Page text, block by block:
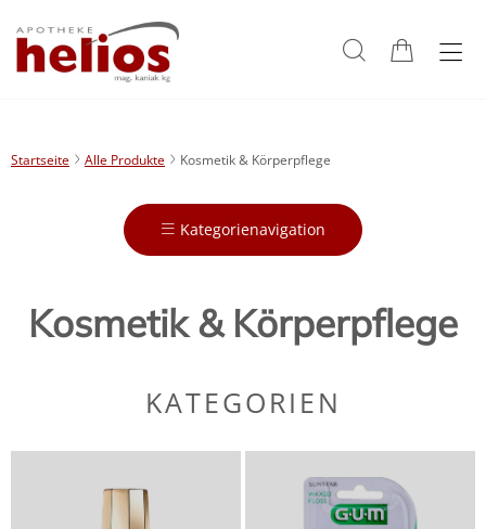
Startseite Alle Produkte Kosmetik & Körperpflege
Kategorienavigation
Kosmetik & Körperpflege
KATEGORIEN